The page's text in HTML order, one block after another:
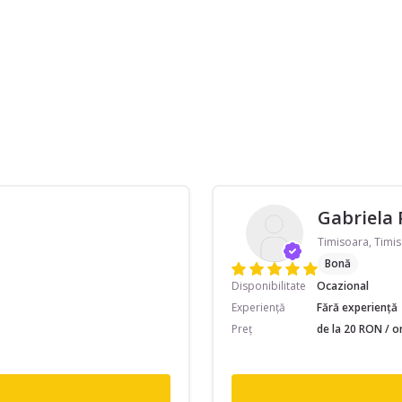
Gabriela
Timisoara, Timis
Bonă
Disponibilitate
Ocazional
Experiență
Fără experiență
Preț
de la 20 RON /